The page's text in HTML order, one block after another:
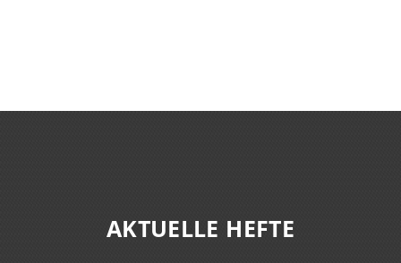
AKTUELLE HEFTE